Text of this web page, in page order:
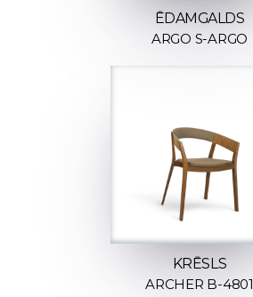
ĒDAMGALDS
ARGO S-ARGO
KRĒSLS
ARCHER B-4801